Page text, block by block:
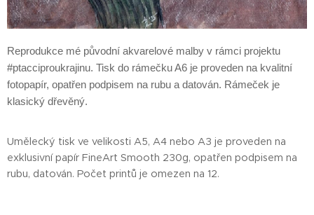
Reprodukce mé původní akvarelové malby v rámci projektu
#ptacciproukrajinu. Tisk do rámečku A6 je proveden na kvalitní
fotopapír, opatřen podpisem na rubu a datován. Rámeček je
klasický dřevěný.
Umělecký tisk ve velikosti A5, A4 nebo A3 je proveden na
exklusivní papír FineArt Smooth 230g, opatřen podpisem na
rubu, datován. Počet printů je omezen na 12.